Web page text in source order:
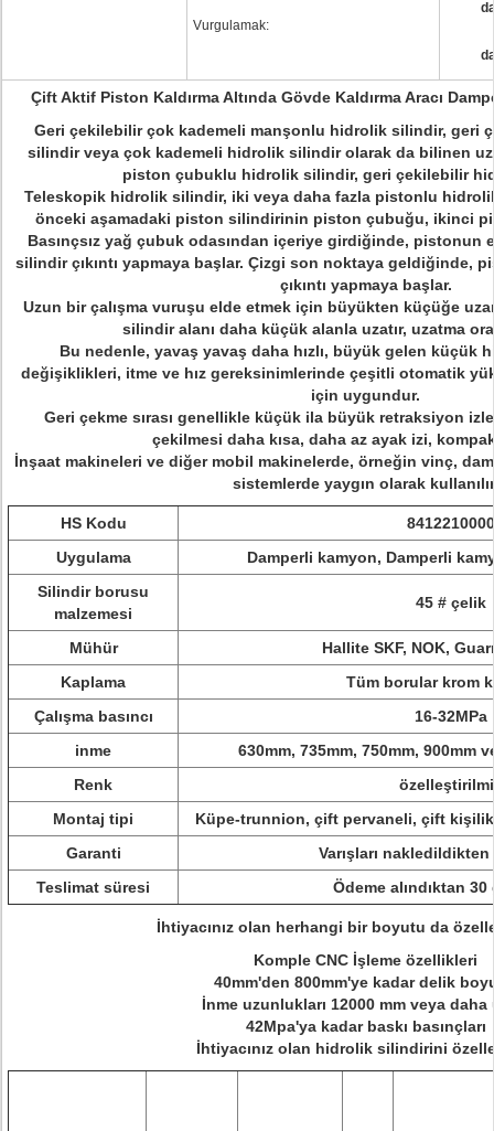
Vurgulamak:
Çift Aktif Piston Kaldırma Altında Gövde Kaldırma Aracı
Geri çekilebilir çok kademeli manşonlu hidrolik silindir, geri
silindir veya çok kademeli hidrolik silindir olarak da bilinen
piston çubuklu hidrolik silindir, geri çekilebilir
Teleskopik hidrolik silindir, iki veya daha fazla pistonlu
önceki aşamadaki piston silindirinin piston çubuğu, ikinci
Basınçsız yağ çubuk odasından içeriye girdiğinde, pistonun
silindir çıkıntı yapmaya başlar. Çizgi son noktaya geldiğinde,
çıkıntı yapmaya başlar.
Uzun bir çalışma vuruşu elde etmek için büyükten küçüğe
silindir alanı daha küçük alanla uzatır, uzatma
Bu nedenle, yavaş yavaş daha hızlı, büyük gelen küçük
değişiklikleri, itme ve hız gereksinimlerinde çeşitli otomatik
için uygundur.
Geri çekme sırası genellikle küçük ila büyük retraksiyon
çekilmesi daha kısa, daha az ayak izi,
İnşaat makineleri ve diğer mobil makinelerde, örneğin vinç,
sistemlerde yaygın olarak
HS Kodu
8412210000
Uygulama
Damperli kamyon, Damperli
Silindir borusu
malzemesi
45 # çelik
Mühür
Hallite SKF, NOK,
Kaplama
Tüm borular krom
Çalışma basıncı
16-32MPa
inme
630mm, 735mm, 750mm, 900mm
Renk
Montaj tipi
Küpe-trunnion, çift pervaneli, çift
Garanti
Varışları
Teslimat süresi
Ödeme alındıktan
İhtiyacınız olan herhangi bir boyutu da
Komple CNC İşleme özellikleri
40mm'den 800mm'ye kadar delik
İnme uzunlukları 12000 mm veya daha
42Mpa'ya kadar baskı basınçları
İhtiyacınız olan hidrolik silindirini